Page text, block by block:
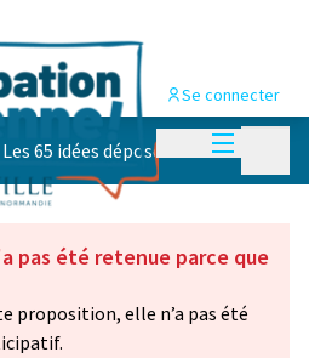
Menu
Se connecter
Les 65 idées déposées 💡
pas été retenue parce que
proposition, elle n’a pas été